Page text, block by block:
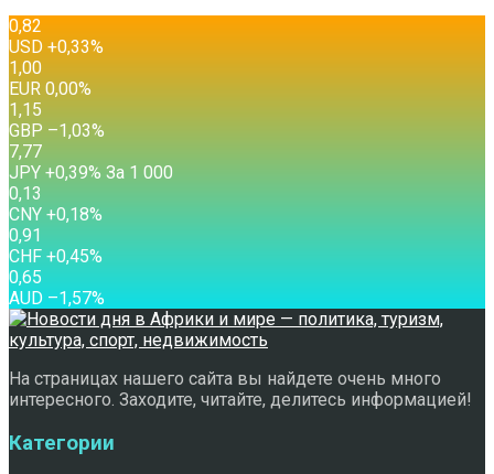
0,82
USD +0,33%
1,00
EUR 0,00%
1,15
GBP –1,03%
7,77
JPY +0,39% За 1 000
0,13
CNY +0,18%
0,91
CHF +0,45%
0,65
AUD –1,57%
На страницах нашего сайта вы найдете очень много
интересного. Заходите, читайте, делитесь информацией!
Категории